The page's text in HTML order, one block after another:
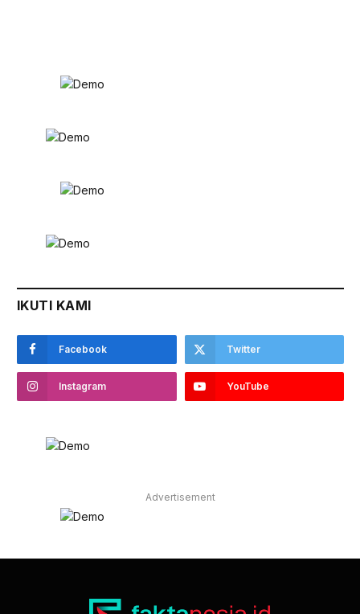
IKUTI KAMI
Facebook Twitter
Instagram YouTube
Advertisement